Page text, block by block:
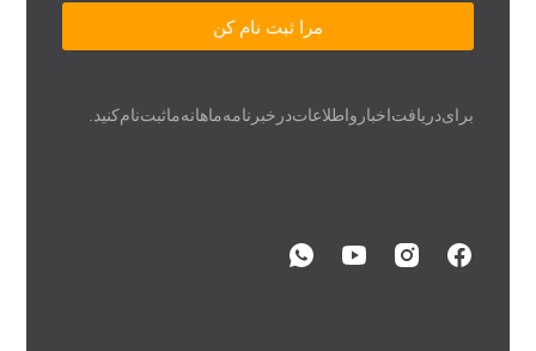
مرا ثبت نام کن
برای دریافت اخبار و اطلاعات در خبرنامه ماهانه ما ثبت نام کنید.